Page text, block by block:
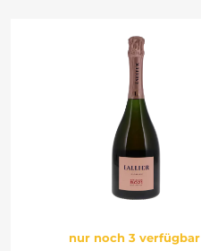
nur noch 3 verfügbar